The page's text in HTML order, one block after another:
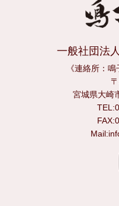
一般社団法
《連絡所：
宮城県大崎